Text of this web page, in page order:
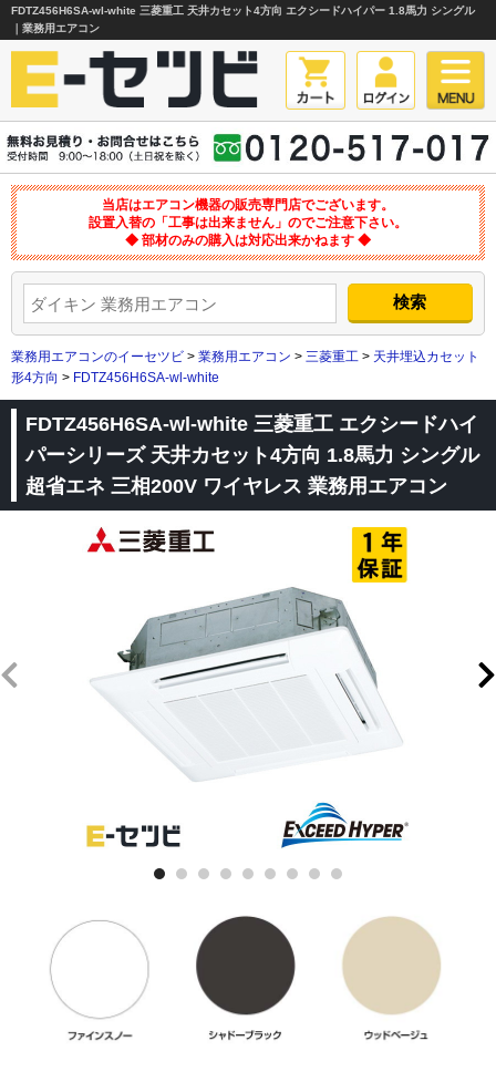
FDTZ456H6SA-wl-white 三菱重工 天井カセット4方向 エクシードハイパー 1.8馬力 シングル
｜業務用エアコン
当店はエアコン機器の販売専門店でございます。
設置入替の「工事は出来ません」のでご注意下さい。
◆ 部材のみの購入は対応出来かねます ◆
業務用エアコンのイーセツビ > 業務用エアコン > 三菱重工 > 天井埋込カセット
形4方向 > FDTZ456H6SA-wl-white
FDTZ456H6SA-wl-white 三菱重工 エクシードハイ
パーシリーズ 天井カセット4方向 1.8馬力 シングル
超省エネ 三相200V ワイヤレス 業務用エアコン